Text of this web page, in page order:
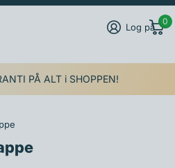
Log på
0
PÅ ALT i SHOPPEN!